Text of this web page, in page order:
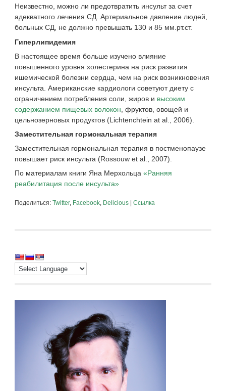
Неизвестно, можно ли предотвратить инсульт за счет
адекватного лечения СД. Артериальное давление людей,
больных СД, не должно превышать 130 и 85 мм.рт.ст.
Гиперлипидемия
В настоящее время больше изучено влияние
повышенного уровня холестерина на риск развития
ишемической болезни сердца, чем на риск возникновения
инсульта. Американские кардиологи советуют диету с
ограничением потребления соли, жиров и высоким
содержанием пищевых волокон , фруктов, овощей и
цельнозерновых продуктов (Lichtenchtein at al., 2006).
Заместительная гормональная терапия
Заместительная гормональная терапия в постменопаузе
повышает риск инсульта (Rossouw et al., 2007).
По материалам книги Яна Мерхольца «Ранняя
реабилитация после инсульта»
Поделиться: Twitter, Facebook, Delicious| Ссылка